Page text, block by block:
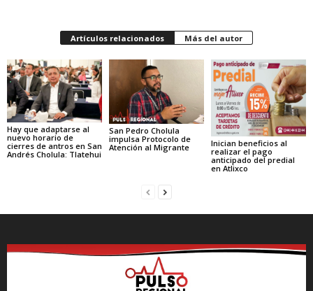
Artículos relacionados Más del autor
Hay que adaptarse al
nuevo horario de
cierres de antros en San
Andrés Cholula: Tlatehui
San Pedro Cholula
impulsa Protocolo de
Atención al Migrante
Inician beneficios al
realizar el pago
anticipado del predial
en Atlixco